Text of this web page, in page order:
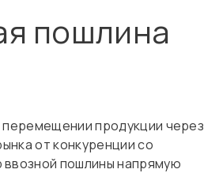
пошлина
продукции через
от конкуренции со
пошлины напрямую